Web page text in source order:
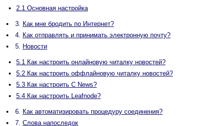
2.1 Основная настройка
3. Как мне бродить по Интернет?
4. Как отправлять и принимать электронную почту?
5. Новости
5.1 Как настроить онлайновую читалку новостей?
5.2 Как настроить оффлайновую читалку новостей?
5.3 Как настроить C News?
5.4 Как настроить Leafnode?
6. Как автоматизировать процедуру соединения?
7. Слова напоследок